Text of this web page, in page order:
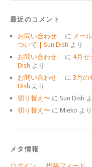
最近のコメント
お問い合わせ に メー
ついて | Sun Dish より
お問い合わせ
に 4月セ
Dish より
お問い合わせ
に 3月の
Dish より
切り替え〜 に Sun Dish
切り替え〜 に Mieko より
メタ情報